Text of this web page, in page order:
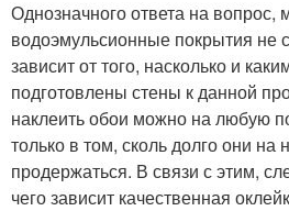
Однозначного ответа на вопрос,
водоэмульсионные покрытия не
зависит от того, насколько и
подготовлены стены к данной
наклеить обои можно на любую
только в том, сколь долго они на
продержаться. В связи с этим,
чего зависит качественная